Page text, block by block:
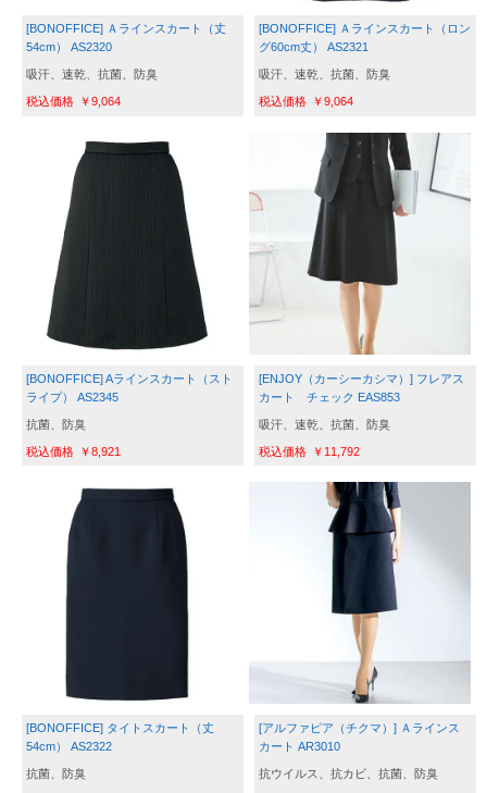
[BONOFFICE] Ａラインスカート（丈
54cm） AS2320
吸汗、速乾、抗菌、防臭
￥9,064
[BONOFFICE] Ａラインスカート（ロン
グ60cm丈） AS2321
吸汗、速乾、抗菌、防臭
￥9,064
[BONOFFICE] Aラインスカート（スト
ライプ） AS2345
抗菌、防臭
￥8,921
[ENJOY（カーシーカシマ）] フレアス
カート　チェック EAS853
吸汗、速乾、抗菌、防臭
￥11,792
[BONOFFICE] タイトスカート（丈
54cm） AS2322
抗菌、防臭
[アルファピア（チクマ）] Ａラインス
カート AR3010
抗ウイルス、抗カビ、抗菌、防臭